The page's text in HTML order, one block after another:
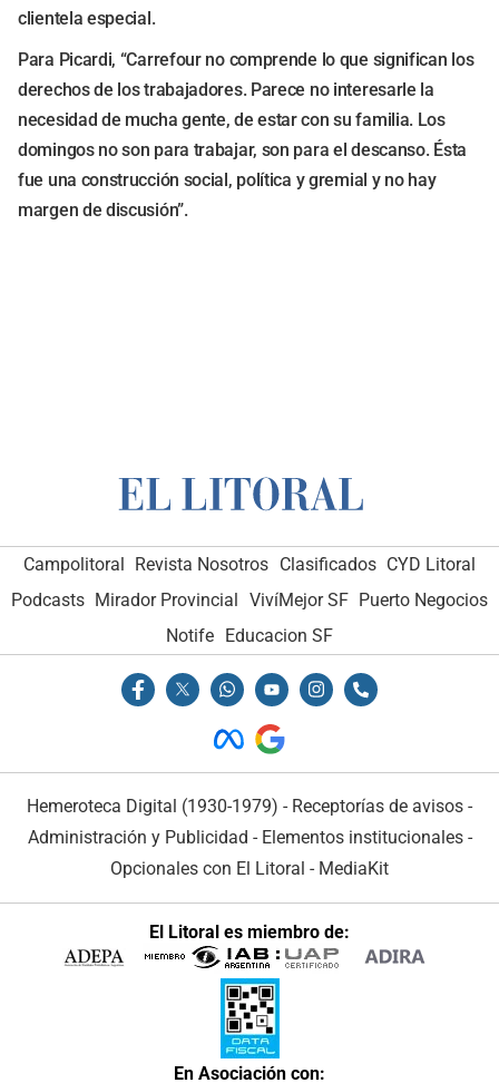
clientela especial.
Para Picardi, “Carrefour no comprende lo que significan los
derechos de los trabajadores. Parece no interesarle la
necesidad de mucha gente, de estar con su familia. Los
domingos no son para trabajar, son para el descanso. Ésta
fue una construcción social, política y gremial y no hay
margen de discusión”.
Campolitoral Revista Nosotros Clasificados CYD Litoral
Podcasts Mirador Provincial VivíMejor SF Puerto Negocios
Notife Educacion SF
Hemeroteca Digital (1930-1979) - Receptorías de avisos -
Administración y Publicidad - Elementos institucionales-
Opcionales con El Litoral - MediaKit
El Litoral es miembro de:
En Asociación con: